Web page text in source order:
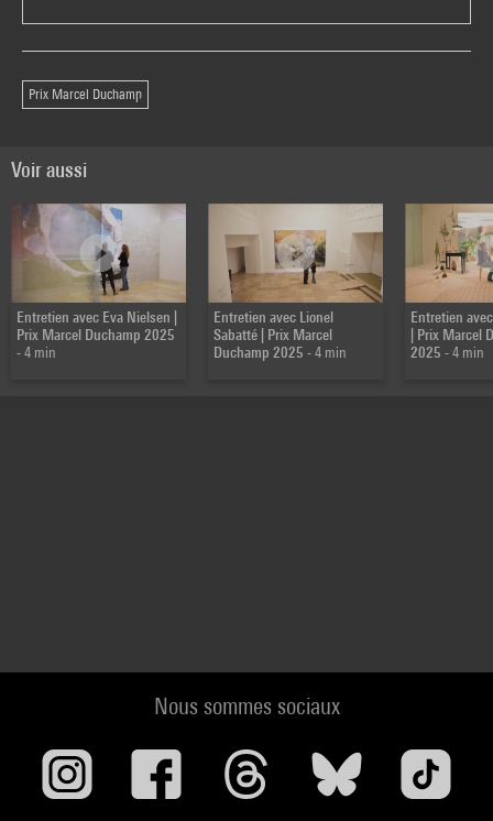
Prix Marcel Duchamp
Voir aussi
Entretien avec Eva Nielsen |
Prix Marcel Duchamp 2025
- 4 min
Entretien avec Lionel
Sabatté | Prix Marcel
Duchamp 2025- 4 min
Entretien
| Prix Marcel
2025- 4 min
Nous sommes sociaux